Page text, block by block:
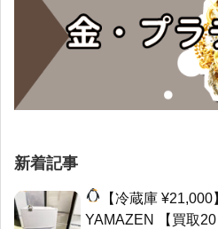
新着記事
【冷蔵庫
YAMAZEN 【買取20